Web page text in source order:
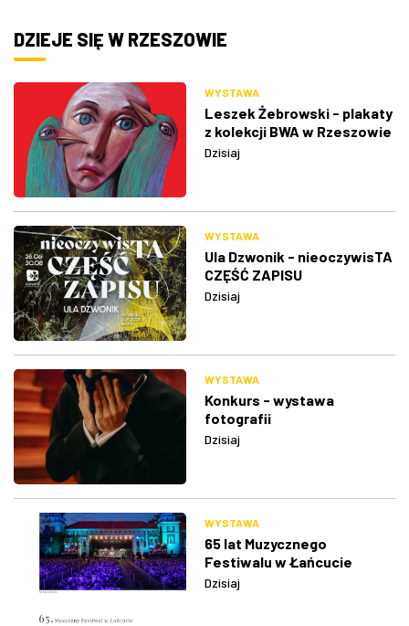
DZIEJE SIĘ W RZESZOWIE
WYSTAWA
Leszek Żebrowski - plakaty
z kolekcji BWA w Rzeszowie
Dzisiaj
WYSTAWA
Ula Dzwonik - nieoczywisTA
CZĘŚĆ ZAPISU
Dzisiaj
WYSTAWA
Konkurs - wystawa
fotografii
Dzisiaj
WYSTAWA
65 lat Muzycznego
Festiwalu w Łańcucie
Dzisiaj